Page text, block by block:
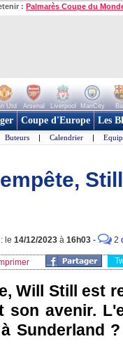
: Palmarès Coupe du
Utd Arsenal Liverpool ManCity
Coupe d'Europe Les
Buteurs | Calendrier |
le 14/12/2023 à 16h03 - 2
Will Still est
son avenir.
Sunderland